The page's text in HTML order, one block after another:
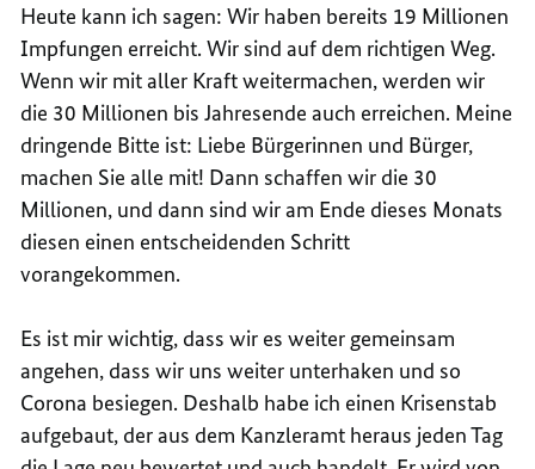
Heute kann ich sagen: Wir haben bereits 19 Millionen
Impfungen erreicht. Wir sind auf dem richtigen Weg.
Wenn wir mit aller Kraft weitermachen, werden wir
die 30 Millionen bis Jahresende auch erreichen. Meine
dringende Bitte ist: Liebe Bürgerinnen und Bürger,
machen Sie alle mit! Dann schaffen wir die 30
Millionen, und dann sind wir am Ende dieses Monats
diesen einen entscheidenden Schritt
vorangekommen.
Es ist mir wichtig, dass wir es weiter gemeinsam
angehen, dass wir uns weiter unterhaken und so
Corona besiegen. Deshalb habe ich einen Krisenstab
aufgebaut, der aus dem Kanzleramt heraus jeden Tag